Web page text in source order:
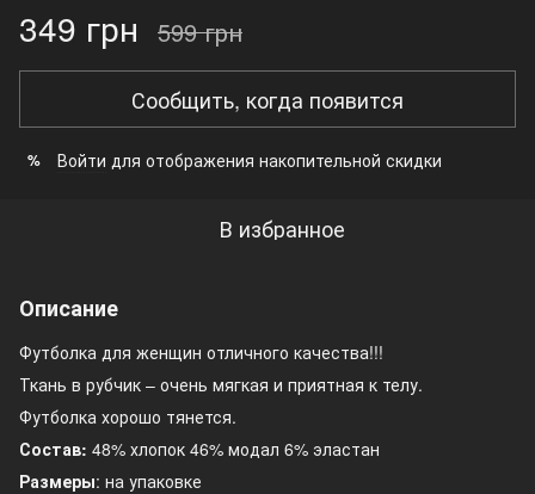
349 грн 599 грн
Сообщить, когда появится
% Войти для отображения накопительной скидки
В избранное
Описание
Футболка для женщин отличного качества!!!
Ткань в рубчик – очень мягкая и приятная к телу.
Футболка хорошо тянется.
Состав: 48% хлопок 46% модал 6% эластан
Размеры: на упаковке